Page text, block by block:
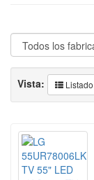
Vista: Listado